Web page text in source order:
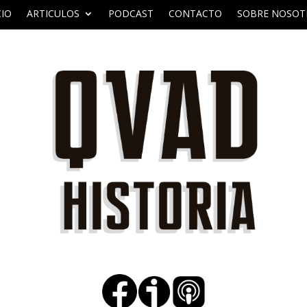
ARTICULOS PODCAST CONTACTO SOBRE